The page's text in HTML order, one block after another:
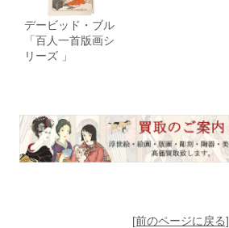
デービッド・ブル
「百人一首版画シ
リーズ 」
[前のページに戻る]